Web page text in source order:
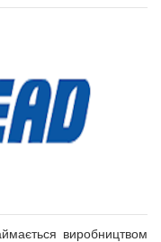
виробництвом